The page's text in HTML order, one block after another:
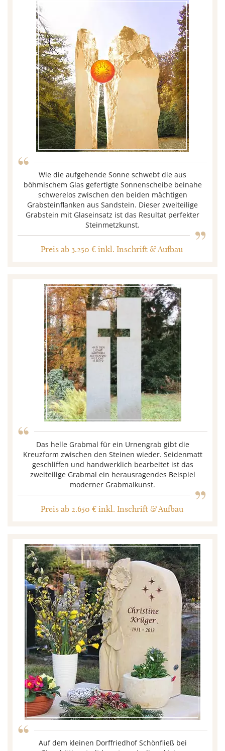
“
Wie die aufgehende Sonne schwebt die aus
böhmischem Glas gefertigte Sonnenscheibe beinahe
schwerelos zwischen den beiden mächtigen
Grabsteinflanken aus Sandstein. Dieser zweiteilige
Grabstein mit Glaseinsatz ist das Resultat perfekter
Steinmetzkunst.
„
Preis ab 3.250 € inkl. Inschrift & Aufbau
“
Das helle Grabmal für ein Urnengrab gibt die
Kreuzform zwischen den Steinen wieder. Seidenmatt
geschliffen und handwerklich bearbeitet ist das
zweiteilige Grabmal ein herausragendes Beispiel
moderner Grabmalkunst.
„
Preis ab 2.650 € inkl. Inschrift & Aufbau
“
Auf dem kleinen Dorffriedhof Schönfließ bei